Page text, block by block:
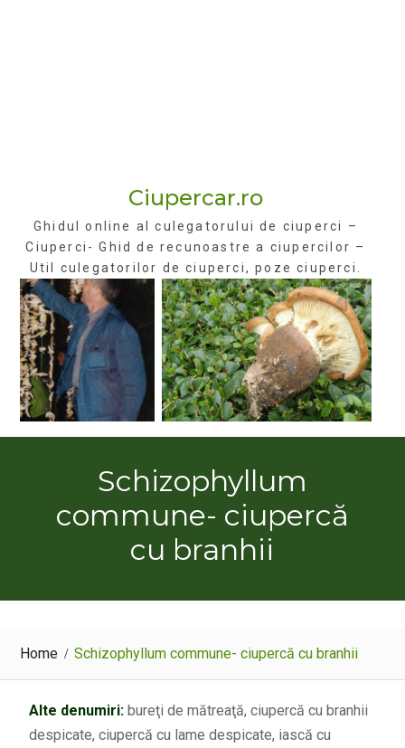
Ciupercar.ro
Ghidul online al culegatorului de ciuperci –
Ciuperci- Ghid de recunoastre a ciupercilor –
Util culegatorilor de ciuperci, poze ciuperci.
Schizophyllum
commune- ciupercă
cu branhii
Home Schizophyllum commune- ciupercă cu branhii
Alte denumiri:bureţi de mătreaţă, ciupercă cu branhii
despicate, ciupercă cu lame despicate, iască cu